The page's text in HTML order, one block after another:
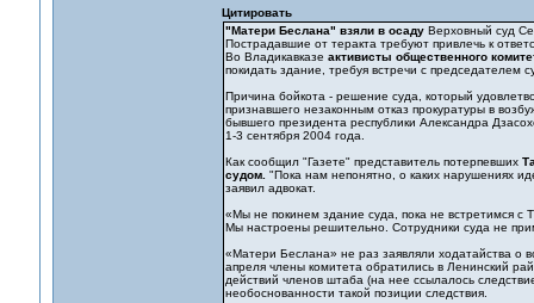
Цитировать
"Матери Беслана" взяли в осадуВерховный суд
Пострадавшие от теракта требуют привлечь к
Во Владикавказе активисты общественного
покидать здание, требуя встречи с председателем
Причина бойкота - решение суда, который
признавшего незаконным отказ прокуратуры в
бывшего президента республики Александра
1-3 сентября 2004 года.
Как сообщил "Газете" представитель потерпевших
судом. "Пока нам непонятно, о каких нарушениях
заявил адвокат.
«Мы не покинем здание суда, пока не встретимся с
Мы настроены решительно. Сотрудники суда не
«Матери Беслана» не раз заявляли ходатайства о
апреля члены комитета обратились в Ленинский
действий членов штаба (на нее ссылалось
необоснованности такой позиции следствия.